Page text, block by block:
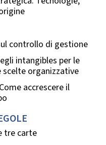
controllo di gestione
intangibles per le
organizzative
accrescere il
tre carte